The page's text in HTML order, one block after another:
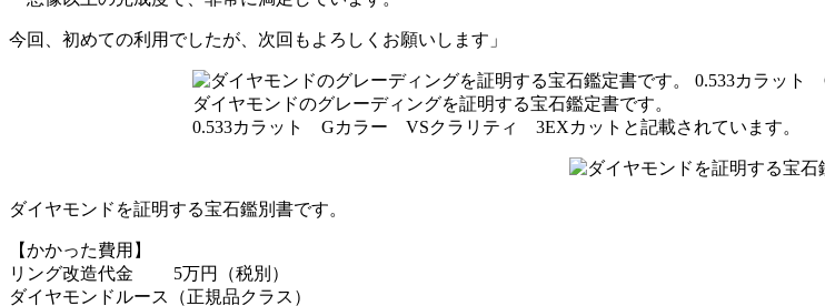
今回、初めての利用でしたが、次回もよろしくお願いします」
ダイヤモンドのグレーディングを証明する宝石鑑定書です。
0.533カラット Gカラー VSクラリティ 3EXカットと記載されています。
ダイヤモンドを証明する宝石鑑別書です。
【かかった費用】
リング改造代金 5万円（税別）
ダイヤモンドルース（正規品クラス）